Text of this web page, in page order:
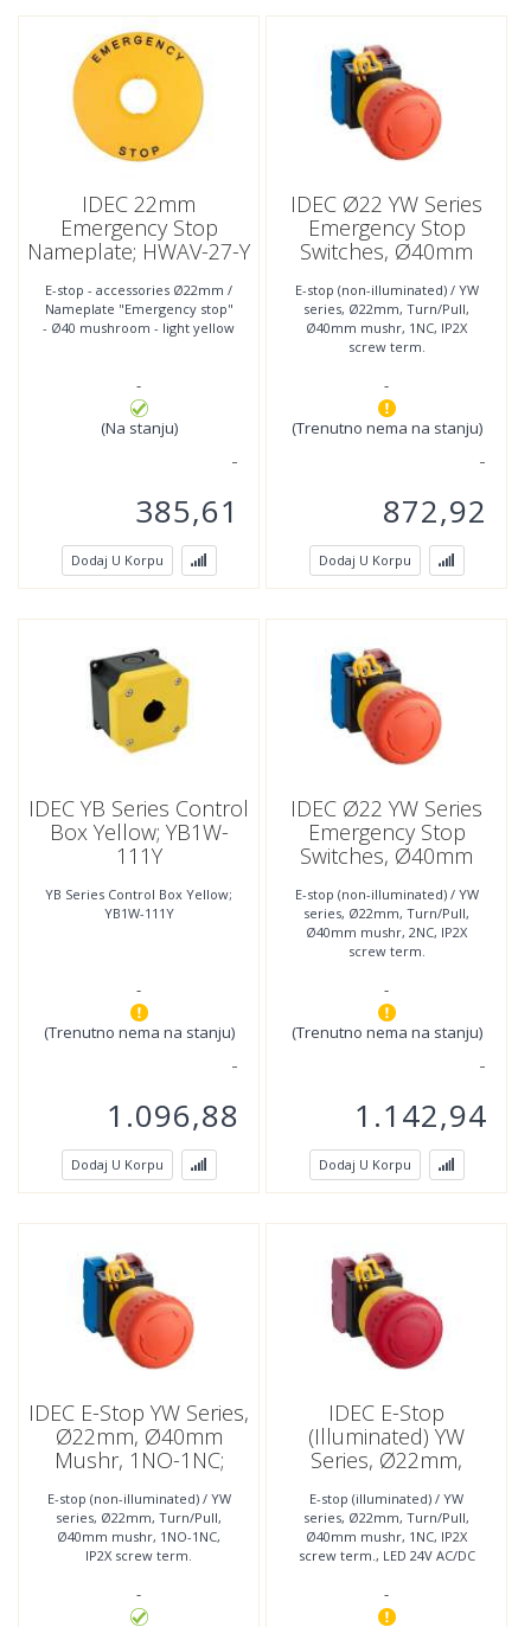
IDEC 22mm
Emergency Stop
Nameplate; HWAV-27-Y
E-stop - accessories Ø22mm /
Nameplate "Emergency stop"
- Ø40 mushroom - light yellow
-
(Na stanju)
385,61
Dodaj U Korpu
IDEC Ø22 YW Series
Emergency Stop
Switches, Ø40mm
YW1B-V4E01R
E-stop (non-illuminated) / YW
series, Ø22mm, Turn/Pull,
Ø40mm mushr, 1NC, IP2X
screw term.
-
(Trenutno nema na stanju)
872,92
Dodaj U Korpu
IDEC YB Series Control
Box Yellow; YB1W-
111Y
YB Series Control Box Yellow;
YB1W-111Y
-
(Trenutno nema na stanju)
1.096,88
Dodaj U Korpu
IDEC Ø22 YW Series
Emergency Stop
Switches, Ø40mm
YW1B-V4E02R
E-stop (non-illuminated) / YW
series, Ø22mm, Turn/Pull,
Ø40mm mushr, 2NC, IP2X
screw term.
-
(Trenutno nema na stanju)
1.142,94
Dodaj U Korpu
IDEC E-Stop YW Series,
Ø22mm, Ø40mm
Mushr, 1NO-1NC;
E-stop (non-illuminated) / YW
series, Ø22mm, Turn/Pull,
Ø40mm mushr, 1NO-1NC,
IP2X screw term.
-
IDEC E-Stop
(illuminated) YW
Series, Ø22mm,
LED 24V AC/DC; YW1L-
V4E01Q4R
E-stop (illuminated) / YW
series, Ø22mm, Turn/Pull,
Ø40mm mushr, 1NC, IP2X
screw term., LED 24V AC/DC
-